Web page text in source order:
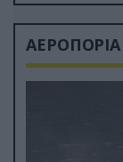
ΑΕΡΟΠΟΡΙΑ